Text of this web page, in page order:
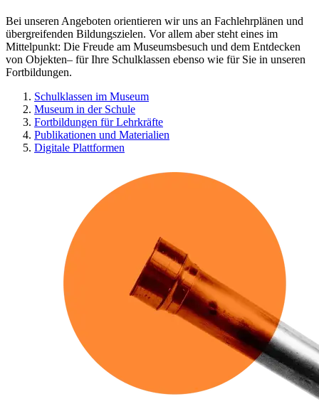
Bei unseren Angeboten orientieren wir uns an Fachlehrplänen und
übergreifenden Bildungszielen. Vor allem aber steht eines im
Mittelpunkt: Die Freude am Museumsbesuch und dem Entdecken
von Objekten– für Ihre Schulklassen ebenso wie für Sie in unseren
Fortbildungen.
Schulklassen im Museum
Museum in der Schule
Fortbildungen für Lehrkräfte
Publikationen und Materialien
Digitale Plattformen